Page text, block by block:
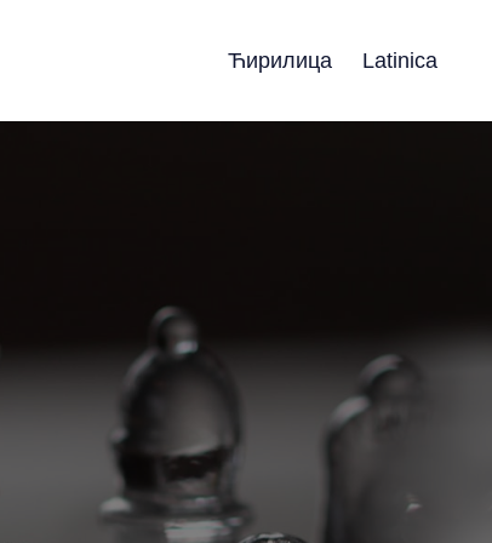
Ћирилица Latinica